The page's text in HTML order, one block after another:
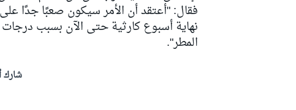
فقال: "أعتقد أن الأمر سيكون صعبًا جدًا
نهاية أسبوع كارثية حتى الآن بسبب
المطر".
شارك